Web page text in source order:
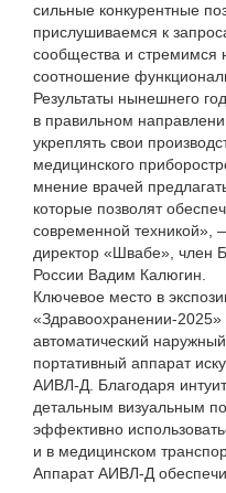
сильные конкурентные
прислушиваемся к
сообщества и стремимся
соотношение
Результаты нынешнего
в правильном
укреплять свои
медицинского
мнение врачей
которые позволят
современной техникой»,
директор «Швабе», член
России Вадим Калюгин.
Ключевое место в
«Здравоохранении-2025»
автоматический
портативный аппарат
АИВЛ-Д. Благодаря
детальным визуальным
эффективно
и в медицинском
Аппарат АИВЛ-Д